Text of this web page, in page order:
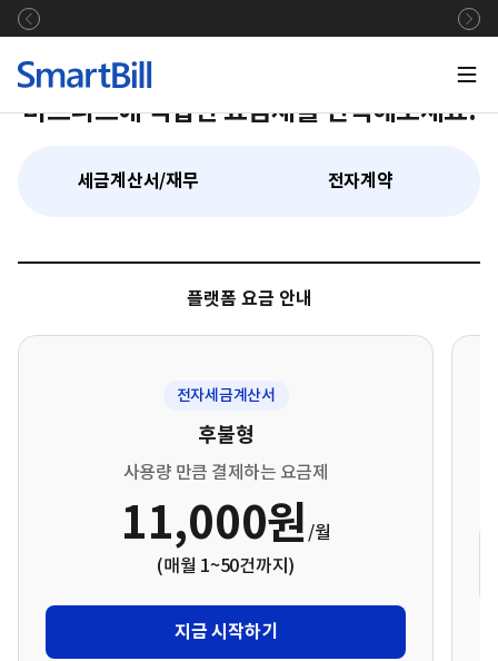
비즈니스에 적합한 요금제를 선택해보세요.
세금계산서/재무 전자계약
플랫폼 요금 안내
전자세금계산서
후불형
사용량 만큼 결제하는 요금제
11,000원 /월
(매월 1~50건까지)
지금 시작하기